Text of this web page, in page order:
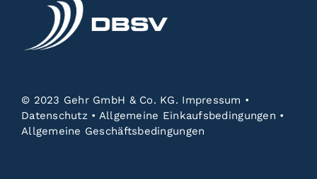
© 2023 Gehr GmbH & Co. KG. Impressum •
Datenschutz• Allgemeine Einkaufsbedingungen •
Allgemeine Geschäftsbedingungen